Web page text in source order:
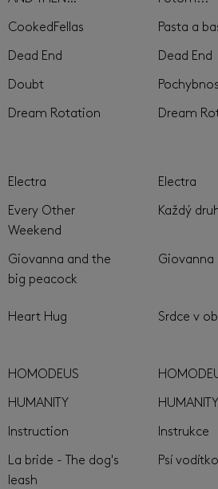
CookedFellas Pasta a
Dead End Dead End
Doubt
Dream Rotation Dream
Electra Electra
Every Other
Weekend
Každý
Giovanna and the
big peacock
Giovanna
Heart Hug Srdce v
HOMODEUS
HUMANITY HUMANITY
Instruction Instrukce
La bride - The dog's
leash
Psí vodítko